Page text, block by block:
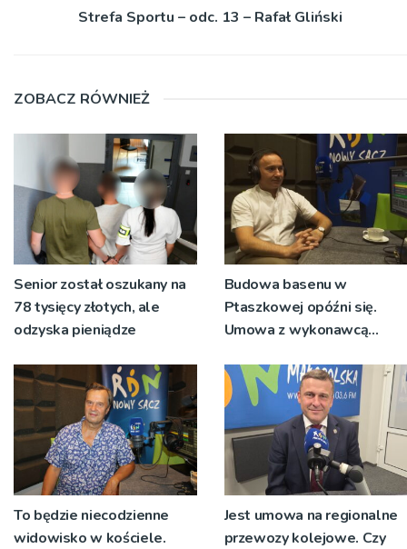
Strefa Sportu – odc. 13 – Rafał Gliński
ZOBACZ RÓWNIEŻ
Senior został oszukany na
78 tysięcy złotych, ale
odzyska pieniądze
Budowa basenu w
Ptaszkowej opóźni się.
Umowa z wykonawcą
nie zostanie podpisana
To będzie niecodzienne
widowisko w kościele.
Jest umowa na regionalne
przewozy kolejowe. Czy